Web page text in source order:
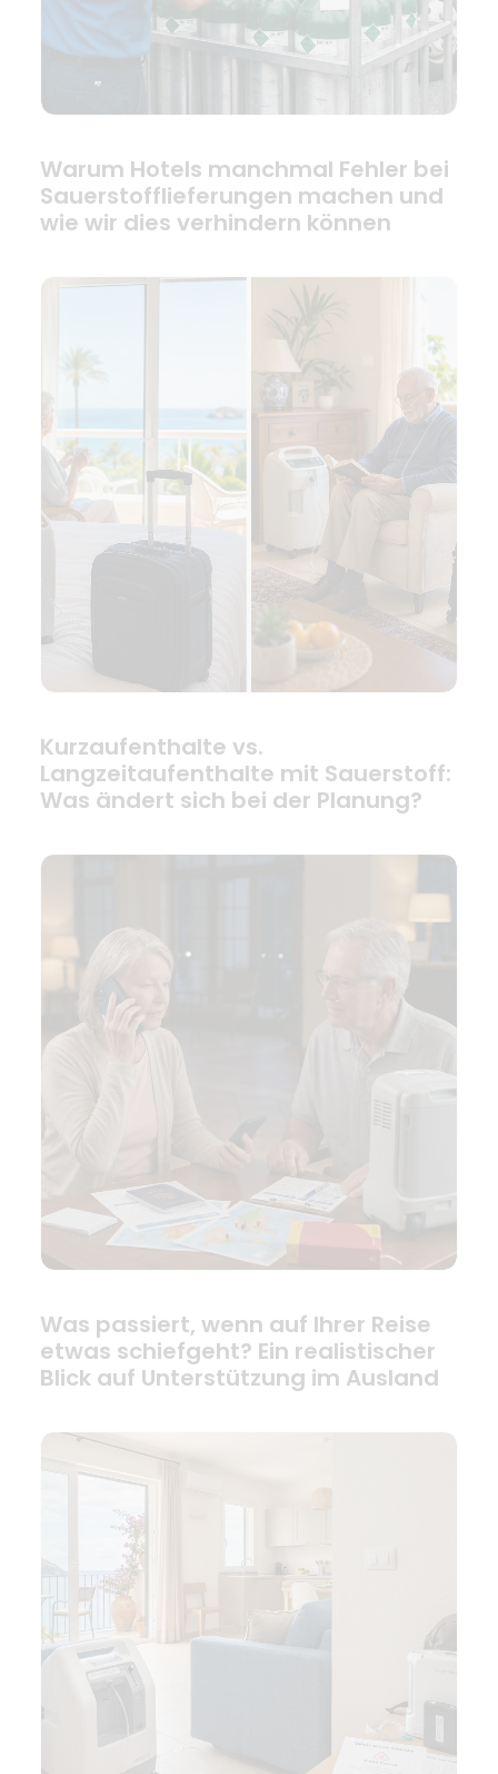
Warum Hotels manchmal Fehler bei
Sauerstofflieferungen machen und
wie wir dies verhindern können
Kurzaufenthalte vs.
Langzeitaufenthalte mit Sauerstoff:
Was ändert sich bei der Planung?
Was passiert, wenn auf Ihrer Reise
etwas schiefgeht? Ein realistischer
Blick auf Unterstützung im Ausland